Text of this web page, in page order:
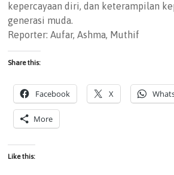
kepercayaan diri, dan keterampilan
generasi muda.
Reporter: Aufar, Ashma, Muthif
Share this:
Facebook X
More
Like this: